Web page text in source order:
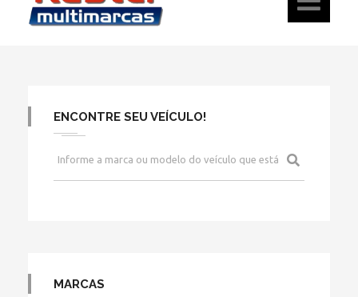
ENCONTRE SEU VEÍCULO!
MARCAS